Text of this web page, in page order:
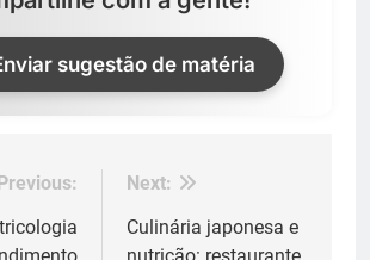
sugestão de matéria
Next:
Culinária japonesa e